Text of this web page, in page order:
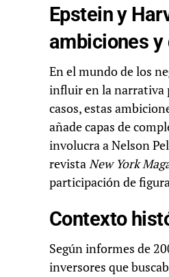
Epstein y
ambiciones
En el mundo de los
influir en la narrativa
casos, estas
añade capas de
involucra a Nelson
revistaNew York
participación de
Contexto
Según informes de
inversores que